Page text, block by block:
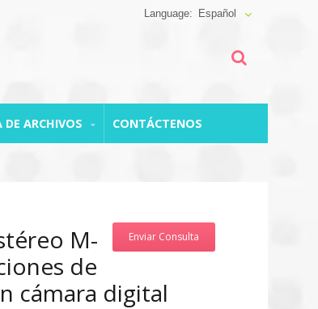
Español
DE ARCHIVOS CONTÁCTENOS
Enviar Consulta
M-
de
cámara digital